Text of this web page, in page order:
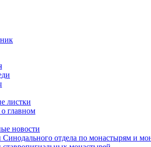
листки
главном
новости
Синодального отдела по монастырям и